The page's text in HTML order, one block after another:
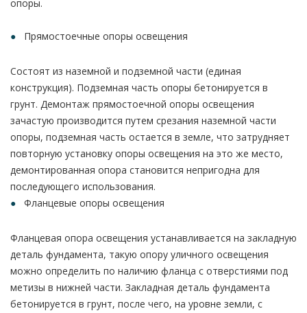
опоры.
Прямостоечные опоры освещения
Состоят из наземной и подземной части (единая
конструкция). Подземная часть опоры бетонируется в
грунт. Демонтаж прямостоечной опоры освещения
зачастую производится путем срезания наземной части
опоры, подземная часть остается в земле, что затрудняет
повторную установку опоры освещения на это же место,
демонтированная опора становится непригодна для
последующего использования.
Фланцевые опоры освещения
Фланцевая опора освещения устанавливается на закладную
деталь фундамента, такую опору уличного освещения
можно определить по наличию фланца с отверстиями под
метизы в нижней части. Закладная деталь фундамента
бетонируется в грунт, после чего, на уровне земли, с